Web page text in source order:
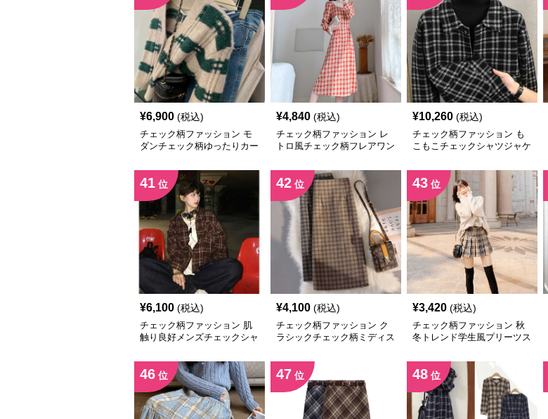
¥6,900 (税込)
チェック柄ファッション モ
ダンチェック柄ゆったりカー
¥4,840 (税込)
チェック柄ファッション レ
トロ風チェック柄フレアワン
¥10,260 (税込)
チェック柄ファッション も
こもこチェックシャツジャケ
41 位
¥6,100 (税込)
チェック柄ファッション 肌
触り良好メンズチェックシャ
42 位
¥4,100 (税込)
チェック柄ファッション ク
ラシックチェック柄ミディス
43 位
¥3,420 (税込)
チェック柄ファッション 秋
冬トレンド学生風プリーツス
46 位 47 位 48 位